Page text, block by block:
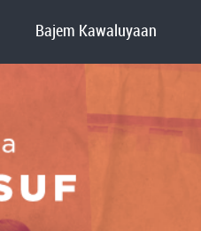
Bajem Kawaluyaan